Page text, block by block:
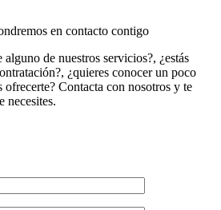
en contacto contigo
alguno de nuestros servicios?, ¿estás
¿quieres conocer un poco
ofrecerte? Contacta con nosotros y te
necesites.